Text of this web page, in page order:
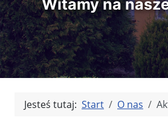
Witamy na
Jesteś tutaj: Start O nas